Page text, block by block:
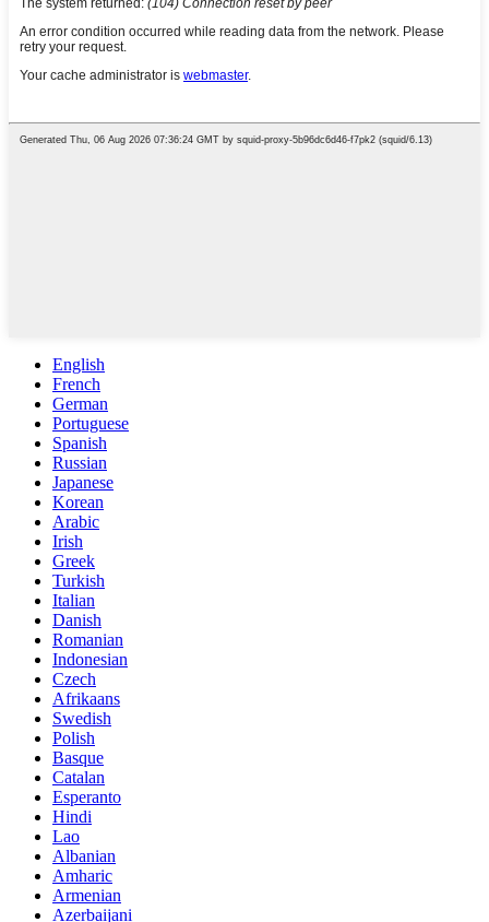
English
French
German
Portuguese
Spanish
Russian
Japanese
Korean
Arabic
Irish
Greek
Turkish
Italian
Danish
Romanian
Indonesian
Czech
Afrikaans
Swedish
Polish
Basque
Catalan
Esperanto
Hindi
Lao
Albanian
Amharic
Armenian
Azerbaijani